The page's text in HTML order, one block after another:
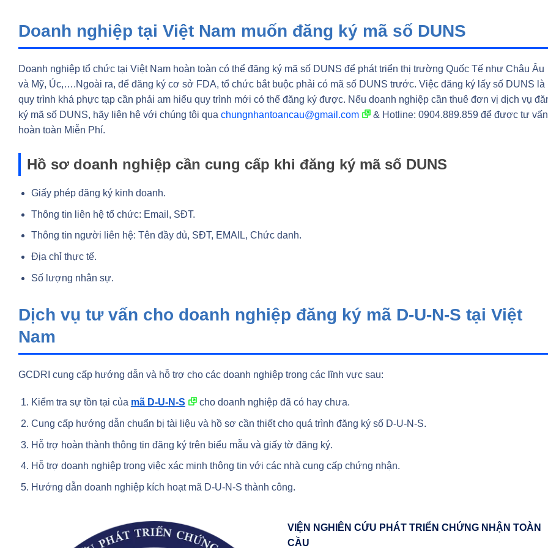
Doanh nghiệp tại Việt Nam muốn đăng ký mã số DUNS
Doanh nghiệp tổ chức tại Việt Nam hoàn toàn có thể đăng ký mã số DUNS để phát triển thị trường Quốc Tế như Châu Âu
và Mỹ, Úc,….Ngoài ra, để đăng ký cơ sở FDA, tổ chức bắt buộc phải có mã số DUNS trước. Việc đăng ký lấy số DUNS là
quy trình khá phực tạp cần phải am hiểu quy trình mới có thể đăng ký được. Nếu doanh nghiệp cần thuê đơn vị dịch vụ
ký mã số DUNS, hãy liên hệ với chúng tôi qua chungnhantoancau@gmail.com
& Hotline: 0904.889.859 để được tư vấn
hoàn toàn Miễn Phí.
Hồ sơ doanh nghiệp cần cung cấp khi đăng ký mã số DUNS
Giấy phép đăng ký kinh doanh.
Thông tin liên hệ tổ chức: Email, SĐT.
Thông tin người liên hệ: Tên đầy đủ, SĐT, EMAIL, Chức danh.
Địa chỉ thực tế.
Số lượng nhân sự.
Dịch vụ tư vấn cho doanh nghiệp đăng ký mã D-U-N-S tại Việt
Nam
GCDRI cung cấp hướng dẫn và hỗ trợ cho các doanh nghiệp trong các lĩnh vực sau:
Kiểm tra sự tồn tại của mã D-U-N-S cho doanh nghiệp đã có hay chưa.
Cung cấp hướng dẫn chuẩn bị tài liệu và hồ sơ cần thiết cho quá trình đăng ký số D-U-N-S.
Hỗ trợ hoàn thành thông tin đăng ký trên biểu mẫu và giấy tờ đăng ký.
Hỗ trợ doanh nghiệp trong việc xác minh thông tin với các nhà cung cấp chứng nhận.
Hướng dẫn doanh nghiệp kích hoạt mã D-U-N-S thành công.
VIỆN NGHIÊN CỨU PHÁT TRIỂN CHỨNG NHẬN TOÀN
CẦU